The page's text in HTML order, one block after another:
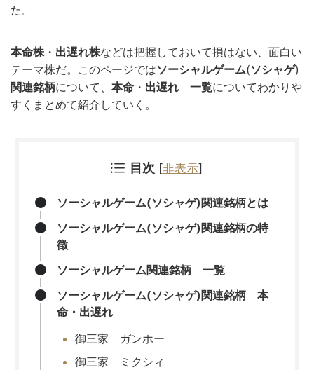
た。
本命株 ・ 出遅れ株などは把握しておいて損はない、面白い
テーマ株だ。このページではソーシャルゲーム(ソシャゲ)
関連銘柄について、 本命 ・ 出遅れ 一覧についてわかりや
すくまとめて紹介していく。
目次 [非表示]
ソーシャルゲーム(ソシャゲ)関連銘柄とは
ソーシャルゲーム(ソシャゲ)関連銘柄の特
徴
ソーシャルゲーム関連銘柄 一覧
ソーシャルゲーム(ソシャゲ)関連銘柄 本
命・出遅れ
御三家 ガンホー
御三家 ミクシィ